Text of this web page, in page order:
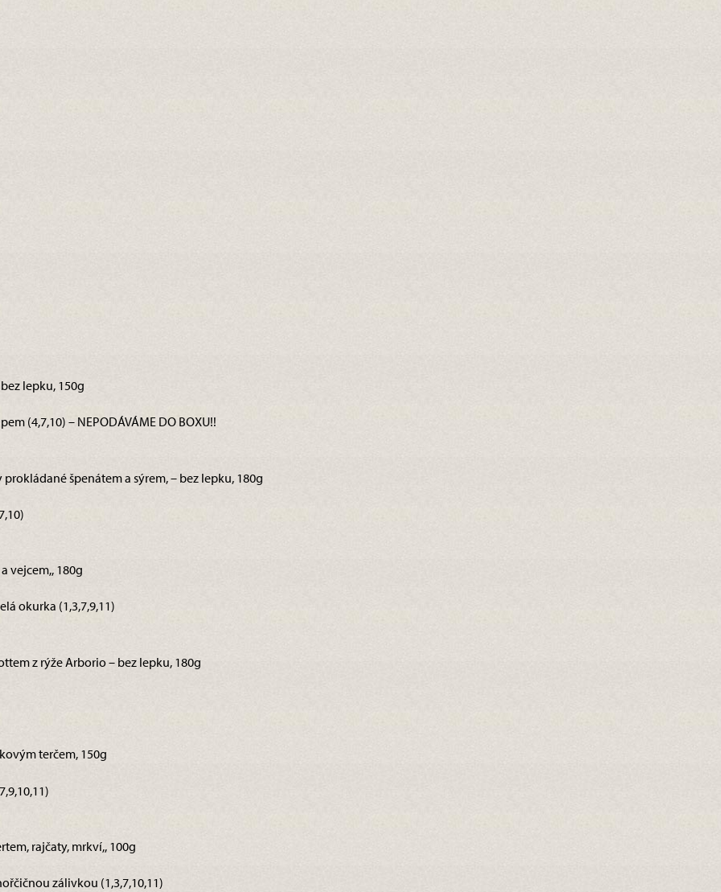
lepku, 150g
(4,7,10) – NEPODÁVÁME DO BOXU!!
špenátem a sýrem, – bez lepku, 180g
vejcem,, 180g
okurka (1,3,7,9,11)
z rýže Arborio – bez lepku, 180g
terčem, 150g
rajčaty, mrkví,, 100g
zálivkou (1,3,7,10,11)